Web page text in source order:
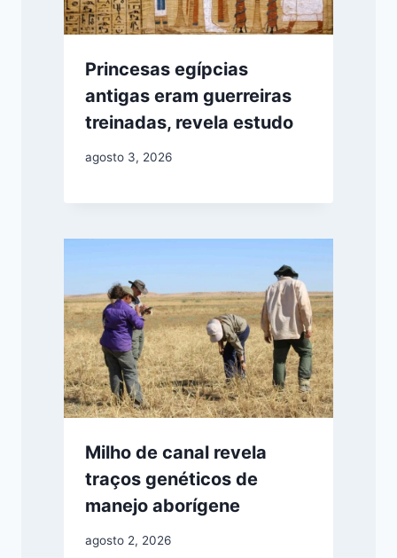
Princesas egípcias
antigas eram guerreiras
treinadas, revela estudo
agosto 3, 2026
Milho de canal revela
traços genéticos de
manejo aborígene
agosto 2, 2026